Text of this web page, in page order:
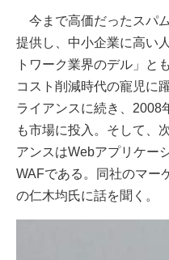
今まで高価だったスパ
提供し、中小企業に高い
トワーク業界のデル」と
コスト削減時代の寵児に
ライアンスに続き、2008
も市場に投入。そして、
アンスはWebアプリケー
WAFである。同社のマー
の仁木均氏に話を聞く。